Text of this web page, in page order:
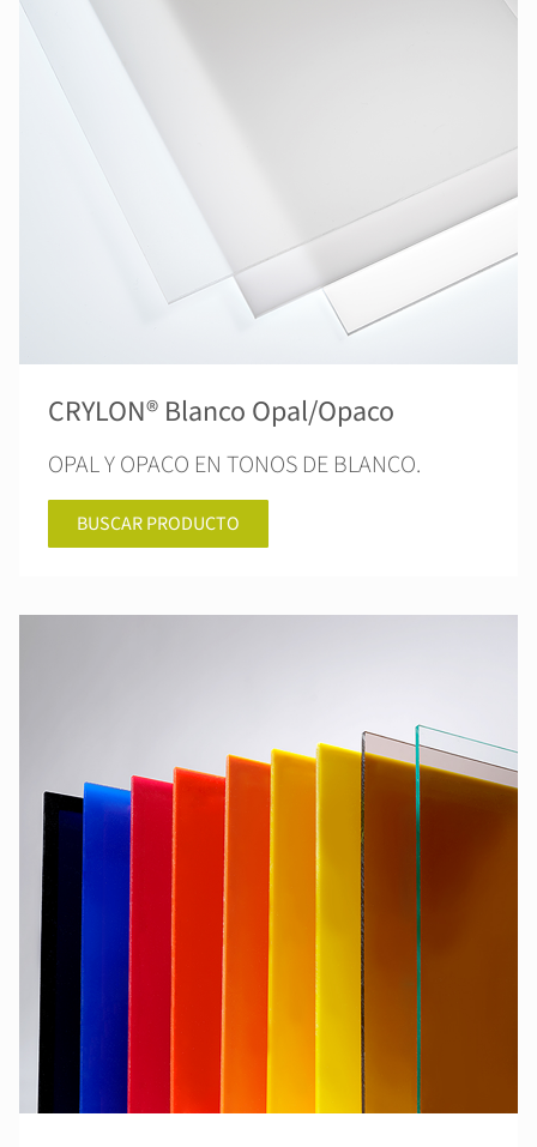
CRYLON® Blanco Opal/Opaco
OPAL Y OPACO EN TONOS DE BLANCO.
BUSCAR PRODUCTO